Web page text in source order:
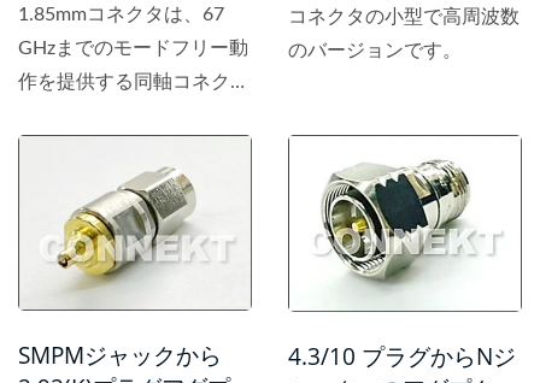
1.85mmコネクタは、67
GHzまでのモードフリー動
作を提供する同軸コネクタ
コネクタの小型で高周波数
のバージョンです。
SMPMジャックから
4.3/10 プラグからNジ